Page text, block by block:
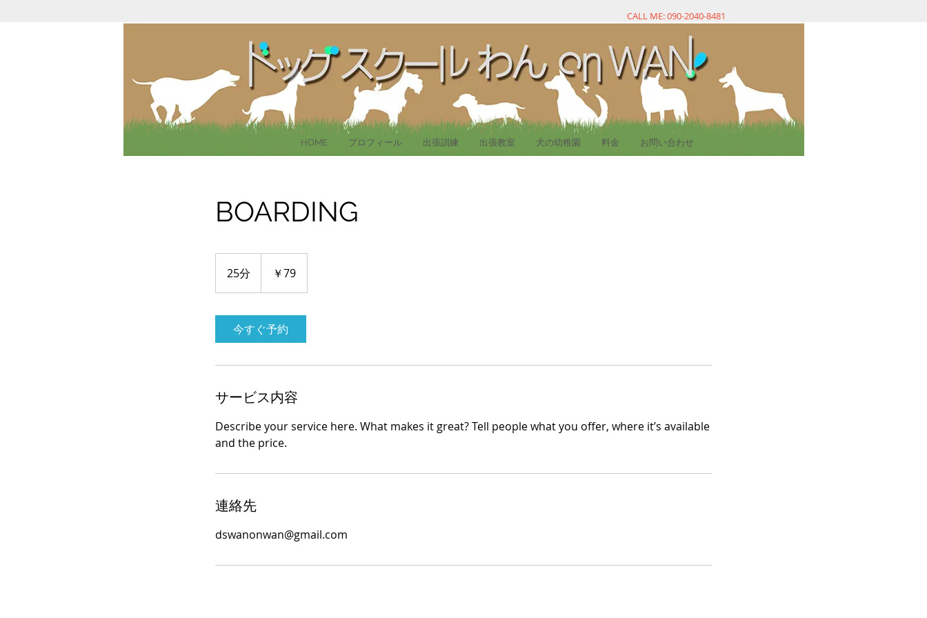
CALL ME: 090-2040-8481
ドッグスクール わん on WAN!
HOME プロフィール 出張訓練 出張教室 犬の幼稚園 料金 お問い合わせ
BOARDING
25分
5
￥79
今すぐ予約
サービス内容
Describe your service here. What makes it great? Tell people what you offer, where it’s available
and the price.
連絡先
dswanonwan@gmail.com